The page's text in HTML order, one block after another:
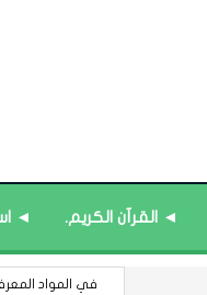
◄ القرآن الكريم. ◄
في المواد